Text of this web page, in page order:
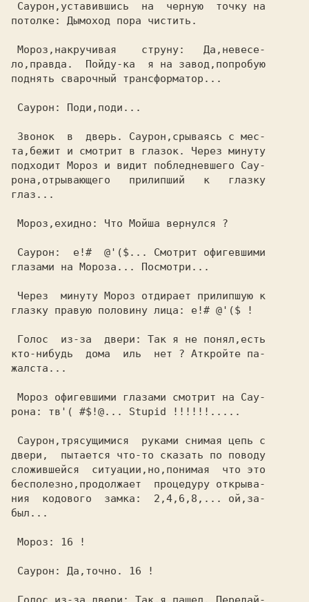
потолке: Дымоход пора чистить.
ло,правда.  Пойду-ка  я на завод,попробую
поднять сварочный трансформатор...
та,бежит и смотрит в глазок. Через минуту
подходит Мороз и видит побледневшего Сау-
рона,отрывающего   прилипший   к   глазку
глаз...
глазами на Мороза... Посмотри...
глазку правую половину лица: е!# @'($ !
кто-нибудь  дома  иль  нет ? Аткройте па-
жалста...
рона: тв'( #$!@... Stupid !!!!!!.....
двери,  пытается что-то сказать по поводу
сложившейся  ситуации,но,понимая  что это
бесполезно,продолжает  процедуру открыва-
ния  кодового  замка:  2,4,6,8,... ой,за-
был...